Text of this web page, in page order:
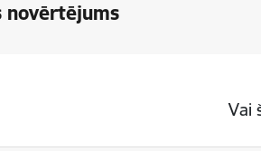
novērtējums
Vai